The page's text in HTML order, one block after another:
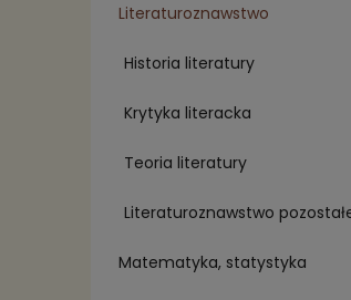
Literaturoznawstwo
Historia literatury
Krytyka literacka
Teoria literatury
Literaturoznawstwo
Matematyka, statystyka